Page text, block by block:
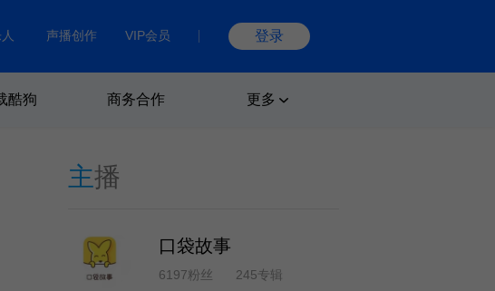
声播创作 VIP会员 登录
酷狗 商务合作 更多
主播
口袋故事
6197粉丝 245专辑